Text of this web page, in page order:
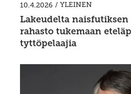
10.4.2026 / YLEINEN
Lakeudelta
rahasto tukemaan
tyttöpelaajia